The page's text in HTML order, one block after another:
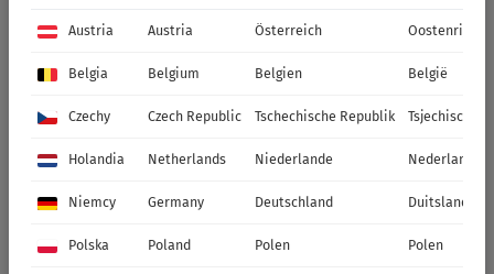
Austria Austria Österreich Oostenrijk
Belgia Belgium Belgien België
Czechy Czech Republic Tschechische Republik Tsjechische
Holandia Netherlands Niederlande Nederland
Niemcy Germany Deutschland Duitsland
Polska Poland Polen Polen